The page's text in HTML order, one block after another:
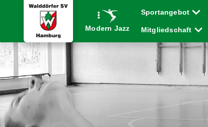
Modern Jazz
Sportangebot
Mitgliedschaft